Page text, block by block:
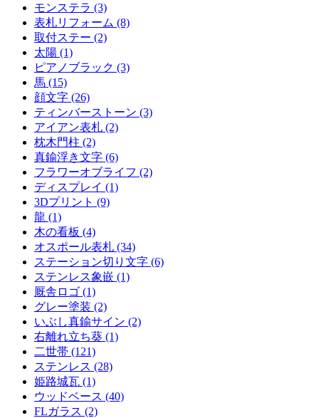
モンステラ (3)
表札リフォーム (8)
取付ステー (2)
太陽 (1)
ピアノブラック (3)
馬 (15)
顔文字 (26)
ティンバーストーン (3)
アイアン表札 (2)
枕木門柱 (2)
真鍮浮き文字 (6)
フラワーオブライフ (2)
ディスプレイ (1)
3Dプリント (9)
龍 (1)
木の看板 (4)
オスポール表札 (34)
ステーション切り文字 (6)
ステンレス象嵌 (1)
厩舎ロゴ (1)
グレー塗装 (2)
いぶし真鍮サイン (2)
右離れ立ち葵 (1)
二世帯 (121)
ステンレス (28)
姫路城瓦 (1)
ウッドベース (40)
FLガラス (2)